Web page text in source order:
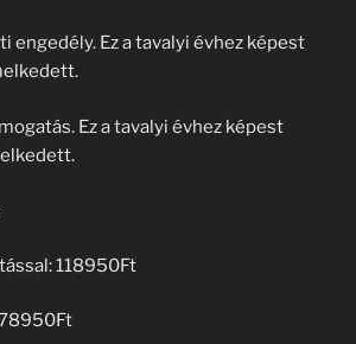
engedély. Ez a tavalyi évhez képest
Ez a tavalyi évhez képest
118950Ft